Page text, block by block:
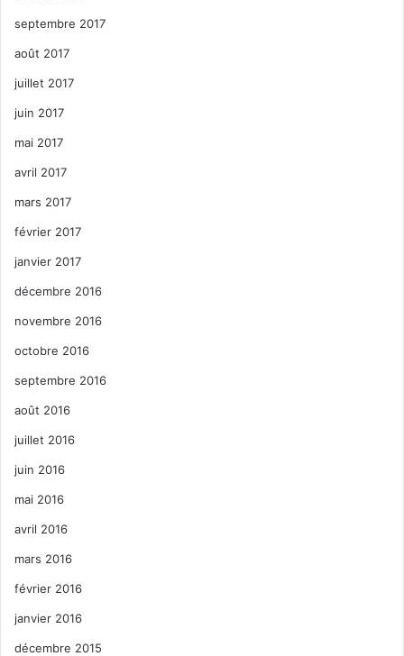
septembre 2017
août 2017
juillet 2017
juin 2017
mai 2017
avril 2017
mars 2017
février 2017
janvier 2017
décembre 2016
novembre 2016
octobre 2016
septembre 2016
août 2016
juillet 2016
juin 2016
mai 2016
avril 2016
mars 2016
février 2016
janvier 2016
décembre 2015